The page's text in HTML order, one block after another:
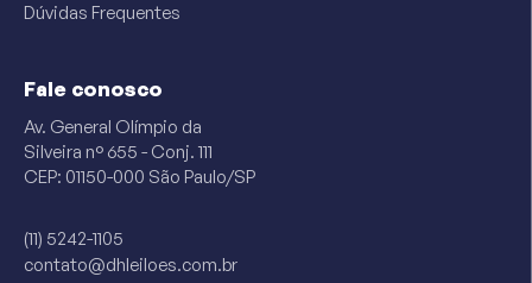
Dúvidas Frequentes
Fale conosco
Av. General Olímpio da
Silveira n° 655 - Conj. 111
CEP: 01150-000 São Paulo/SP
(11) 5242-1105
contato@dhleiloes.com.br